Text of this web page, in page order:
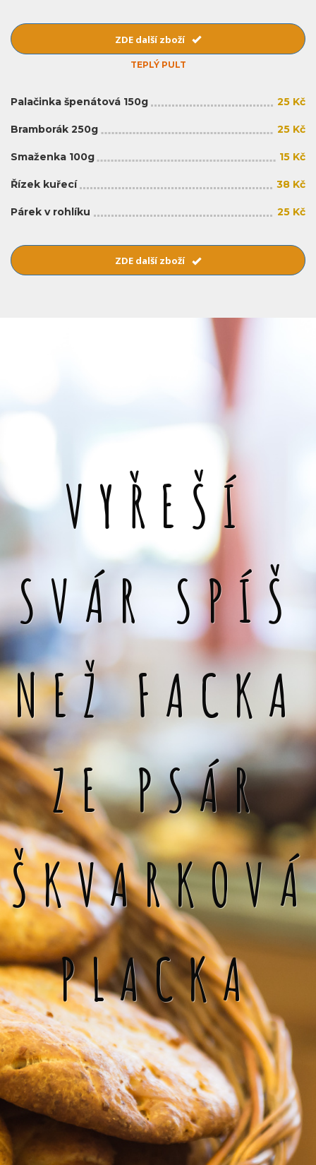
ZDE další zboží
TEPLÝ PULT
Palačinka špenátová 150g 25 Kč
Bramborák 250g 25 Kč
Smaženka 100g 15 Kč
Řízek kuřecí 38 Kč
Párek v rohlíku 25 Kč
ZDE další zboží
VYŘEŠÍ
SVÁR SPÍŠ
NEŽ FACKA
ZE PSÁR
ŠKVARKOVÁ
PLACKA